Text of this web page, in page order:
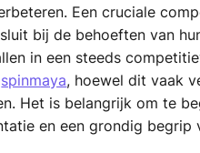
Een cruciale
bij de behoeften van
in een steeds
spinmaya, hoewel dit vaak
Het is belangrijk om te
en een grondig begrip